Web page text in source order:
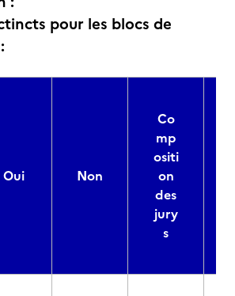
pour les blocs de
Oui Non
Co
mp
ositi
on
des
jury
s